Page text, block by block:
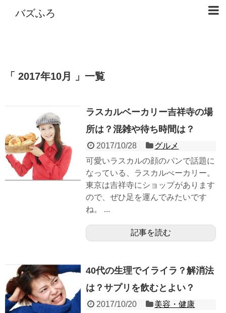
バズふろ
2017年10月 一覧
ラスカルベーカリー吉祥寺の場
所は？混雑や待ち時間は？
2017/10/28
グルメ
可愛いラスカルの顔のパンで話題に
なっている、ラスカルべーカリー。
東京は吉祥寺にショップがあります
ので、ぜひ足を運んでみたいです
ね。 ...
記事を読む
40代の生理でイライラ？解消法
は？サプリを飲むとよい？
2017/10/20
美容・健康